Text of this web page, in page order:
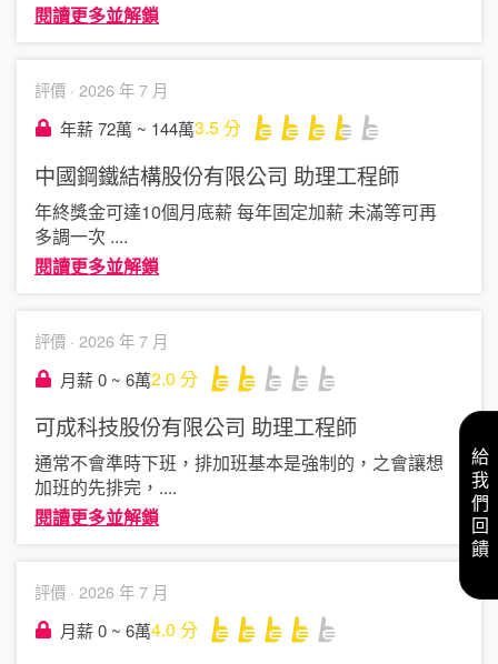
閱讀更多並解鎖
評價 · 2026 年 7 月
年薪 72萬 ~ 144萬3.5分
中國鋼鐵結構股份有限公司 助理工程師
年終獎金可達10個月底薪 每年固定加薪 未滿等可再
多調一次 ....
閱讀更多並解鎖
評價 · 2026 年 7 月
月薪 0 ~ 6萬2.0 分
可成科技股份有限公司 助理工程師
通常不會準時下班，排加班基本是強制的，之會讓想
加班的先排完， ....
閱讀更多並解鎖
評價 · 2026 年 7 月
月薪 0 ~ 6萬4.0 分
給我們回饋